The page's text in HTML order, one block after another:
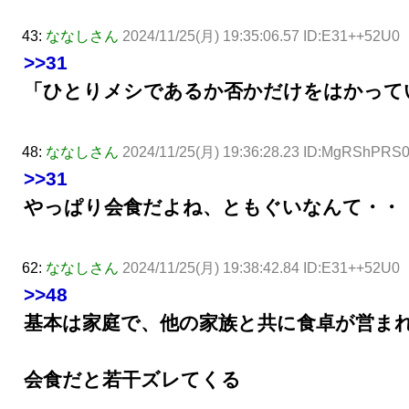
43: ななしさん 2024/11/25(月) 19:35:06.57 ID:E31++52U0
>>31
「ひとりメシであるか否かだけをはかって
48: ななしさん 2024/11/25(月) 19:36:28.23 ID:MgRShPRS0
>>31
やっぱり会食だよね、ともぐいなんて・・
62: ななしさん 2024/11/25(月) 19:38:42.84 ID:E31++52U0
>>48
基本は家庭で、他の家族と共に食卓が営ま
会食だと若干ズレてくる